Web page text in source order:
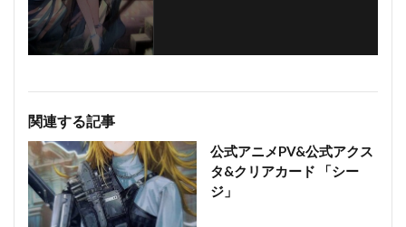
関連する記事
公式アニメPV&公式アクス
タ&クリアカード 「シー
ジ」